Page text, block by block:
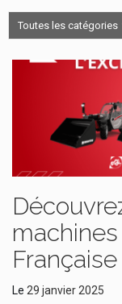
Française
Le 29 janvier 2025